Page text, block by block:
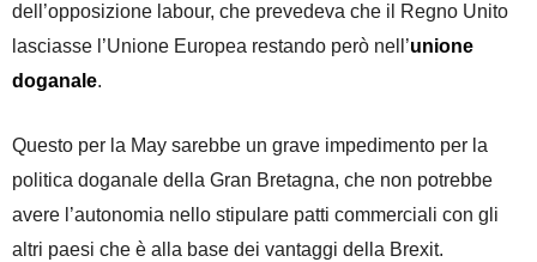
dell’opposizione labour, che prevedeva che il Regno Unito
lasciasse l’Unione Europea restando però nell’unione
doganale.
Questo per la May sarebbe un grave impedimento per la
politica doganale della Gran Bretagna, che non potrebbe
avere l’autonomia nello stipulare patti commerciali con gli
altri paesi che è alla base dei vantaggi della Brexit.